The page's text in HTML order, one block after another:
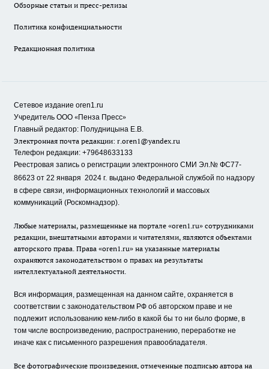
Обзорные статьи и пресс-релизы
Политика конфиденциальности
Редакционная политика
Сетевое издание oren1.ru
Учредитель ООО «Пенза Пресс»
Главный редактор: Полудницына Е.В.
Электронная почта редакции: r.oren1@yandex.ru
Телефон редакции: +79648633133
Реестровая запись о регистрации электронного СМИ Эл.№ ФС77-
86623 от 22 января 2024 г. выдано Федеральной службой по надзору
в сфере связи, информационных технологий и массовых
коммуникаций (Роскомнадзор).
Любые материалы, размещенные на портале «oren1.ru» сотрудниками
редакции, внештатными авторами и читателями, являются объектами
авторского права. Права «oren1.ru» на указанные материалы
охраняются законодательством о правах на результаты
интеллектуальной деятельности.
Вся информация, размещенная на данном сайте, охраняется в
соответствии с законодательством РФ об авторском праве и не
подлежит использованию кем-либо в какой бы то ни было форме, в
том числе воспроизведению, распространению, переработке не
иначе как с письменного разрешения правообладателя.
Все фотографические произведения, отмеченные подписью автора на